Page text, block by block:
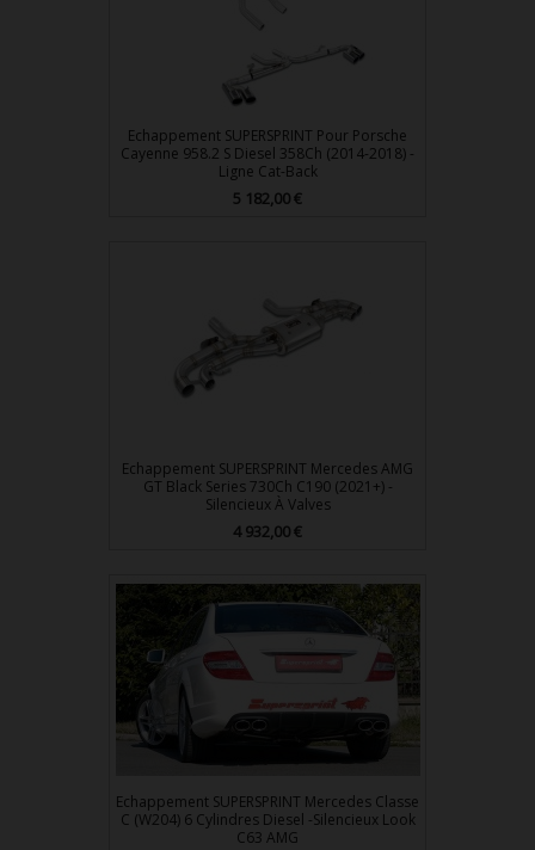
Echappement SUPERSPRINT Pour Porsche
Cayenne 958.2 S Diesel 358Ch (2014-2018) -
Ligne Cat-Back
Prix
5 182,00 €
Echappement SUPERSPRINT Mercedes AMG
GT Black Series 730Ch C190 (2021+) -
Silencieux À Valves
Prix
4 932,00 €
Echappement SUPERSPRINT Mercedes Classe
C (W204) 6 Cylindres Diesel -Silencieux Look
C63 AMG